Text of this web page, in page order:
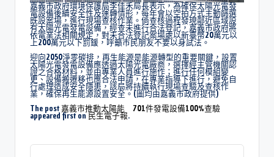
嘉義市政府環境保護局李佳禾局長表示，為確保太陽光電發
電設備後續安全性及運轉情形，每年會以空拍方式主動篩選
既設案場，進行現場查核作業。倘查核過程發現鄰近區域設
有太陽光電發電設備，經查未進行合法登記，嘉義市政府將
依電業法相關規定，對未合法登記案場處以新臺幣20萬元以
上200萬元以下罰鍰，呼籲市民朋友不要以身試法。
迎向2050淨零碳排，再生能源是能源轉型的重要關鍵，設置
太陽光電發電設備應透過太陽光電廠商，選擇經主管機關認
證之合格材料，並由專業人員進行施作；進行任何模組變
更、設備搬遷移也應合法申請，在專業指導下進行，避免自
行處理造成安全隱患，該局將持續執行現場查驗及查核作
業，確保再生能源設置安全。(圖均由嘉義市政府提供)
The post嘉義市推動太陽能 701件發電設備100%查驗
appeared first on民生電子報.